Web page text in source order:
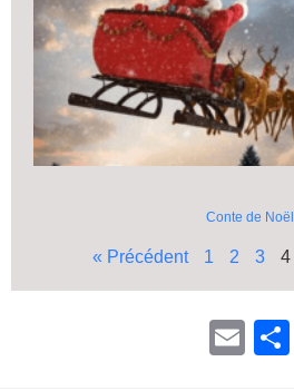
Conte de Noël
« Précédent 1 2 3 4
E